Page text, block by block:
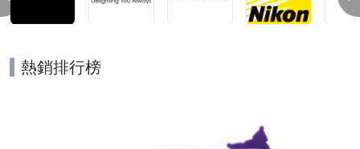
熱銷排行榜